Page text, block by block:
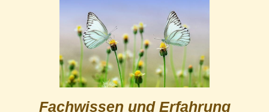
Fachwissen und Erfahrung